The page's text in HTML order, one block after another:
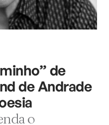
de
de Andrade
o